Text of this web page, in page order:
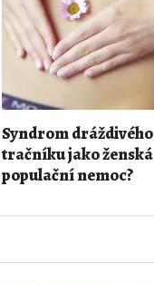
Syndrom dráždivého
tračníku jako ženská
populační nemoc?